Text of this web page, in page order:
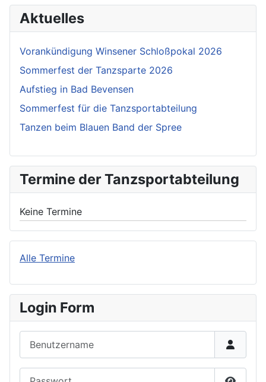
Aktuelles
Vorankündigung Winsener Schloßpokal 2026
Sommerfest der Tanzsparte 2026
Aufstieg in Bad Bevensen
Sommerfest für die Tanzsportabteilung
Tanzen beim Blauen Band der Spree
Termine der Tanzsportabteilung
Keine Termine
Alle Termine
Login Form